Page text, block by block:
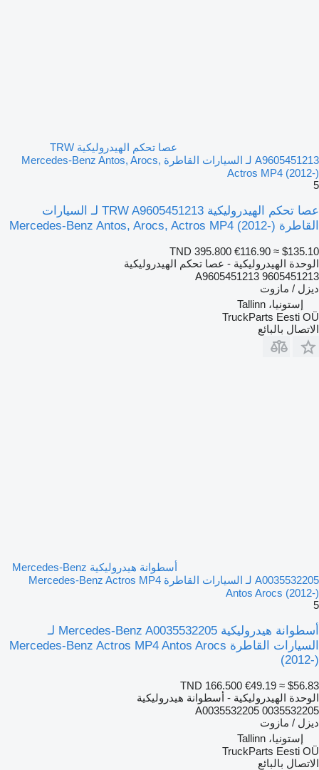
عصا تحكم الهيدروليكية TRW
A9605451213 لـ السيارات القاطرة Mercedes-Benz Antos, Arocs,
Actros MP4 (2012-)
5
عصا تحكم الهيدروليكية TRW A9605451213 لـ السيارات
القاطرة Mercedes-Benz Antos, Arocs, Actros MP4 (2012-)
TND 395.800 €116.90 ≈ $135.10
الوحدة الهيدروليكية - عصا تحكم الهيدروليكية
A9605451213 9605451213
ديزل / مازوت
إستونيا، Tallinn
TruckParts Eesti OÜ
الاتصال بالبائع
أسطوانة هيدروليكية Mercedes-Benz
A0035532205 لـ السيارات القاطرة Mercedes-Benz Actros MP4
Antos Arocs (2012-)
5
أسطوانة هيدروليكية Mercedes-Benz A0035532205 لـ
السيارات القاطرة Mercedes-Benz Actros MP4 Antos Arocs
(2012-)
TND 166.500 €49.19 ≈ $56.83
الوحدة الهيدروليكية - أسطوانة هيدروليكية
A0035532205 0035532205
ديزل / مازوت
إستونيا، Tallinn
TruckParts Eesti OÜ
الاتصال بالبائع